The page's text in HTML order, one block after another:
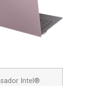
Intel®